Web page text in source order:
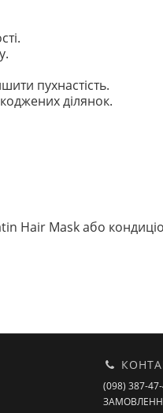
пухнастість.
ділянок.
Hair Mask або
(098) 387-